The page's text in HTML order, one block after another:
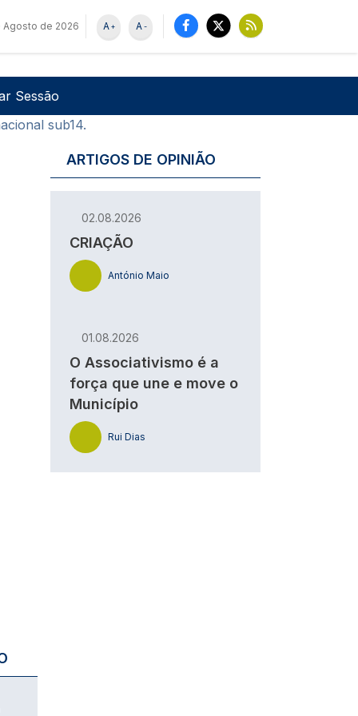
Agosto de 2026 -
A
+
A
de utilizador
Sessão
sub14.
ARTIGOS DE OPINIÃO
02.08.2026
CRIAÇÃO
António Maio
01.08.2026
O Associativismo é a
força que une e move o
Município
Rui Dias